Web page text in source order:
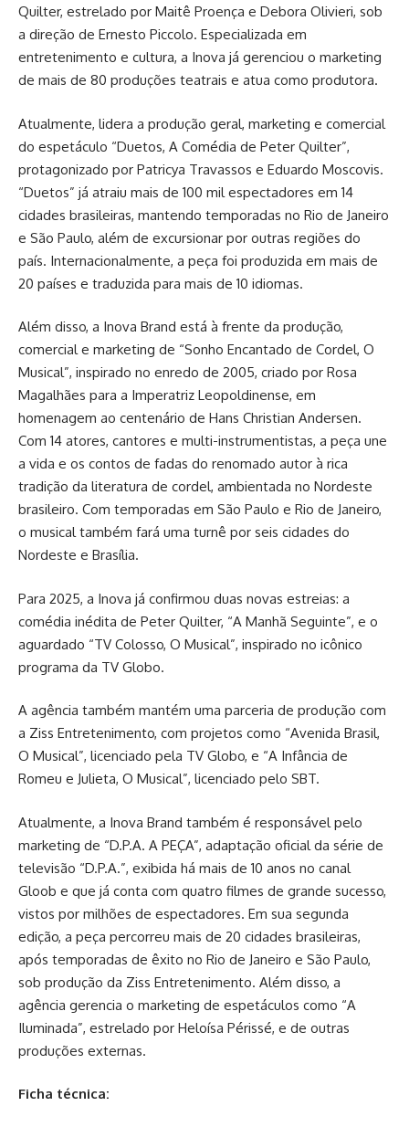
Quilter, estrelado por Maitê Proença e Debora Olivieri, sob
a direção de Ernesto Piccolo. Especializada em
entretenimento e cultura, a Inova já gerenciou o marketing
de mais de 80 produções teatrais e atua como produtora.
Atualmente, lidera a produção geral, marketing e comercial
do espetáculo “Duetos, A Comédia de Peter Quilter”,
protagonizado por Patricya Travassos e Eduardo Moscovis.
“Duetos” já atraiu mais de 100 mil espectadores em 14
cidades brasileiras, mantendo temporadas no Rio de Janeiro
e São Paulo, além de excursionar por outras regiões do
país. Internacionalmente, a peça foi produzida em mais de
20 países e traduzida para mais de 10 idiomas.
Além disso, a Inova Brand está à frente da produção,
comercial e marketing de “Sonho Encantado de Cordel, O
Musical”, inspirado no enredo de 2005, criado por Rosa
Magalhães para a Imperatriz Leopoldinense, em
homenagem ao centenário de Hans Christian Andersen.
Com 14 atores, cantores e multi-instrumentistas, a peça une
a vida e os contos de fadas do renomado autor à rica
tradição da literatura de cordel, ambientada no Nordeste
brasileiro. Com temporadas em São Paulo e Rio de Janeiro,
o musical também fará uma turnê por seis cidades do
Nordeste e Brasília.
Para 2025, a Inova já confirmou duas novas estreias: a
comédia inédita de Peter Quilter, “A Manhã Seguinte”, e o
aguardado “TV Colosso, O Musical”, inspirado no icônico
programa da TV Globo.
A agência também mantém uma parceria de produção com
a Ziss Entretenimento, com projetos como “Avenida Brasil,
O Musical”, licenciado pela TV Globo, e “A Infância de
Romeu e Julieta, O Musical”, licenciado pelo SBT.
Atualmente, a Inova Brand também é responsável pelo
marketing de “D.P.A. A PEÇA”, adaptação oficial da série de
televisão “D.P.A.”, exibida há mais de 10 anos no canal
Gloob e que já conta com quatro filmes de grande sucesso,
vistos por milhões de espectadores. Em sua segunda
edição, a peça percorreu mais de 20 cidades brasileiras,
após temporadas de êxito no Rio de Janeiro e São Paulo,
sob produção da Ziss Entretenimento. Além disso, a
agência gerencia o marketing de espetáculos como “A
Iluminada”, estrelado por Heloísa Périssé, e de outras
produções externas.
Ficha técnica: